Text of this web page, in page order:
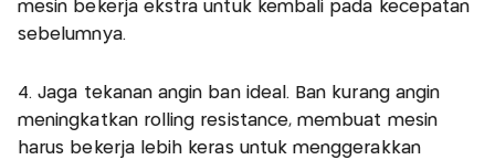
mesin bekerja ekstra untuk kembali pada kecepatan
sebelumnya.
4. Jaga tekanan angin ban ideal. Ban kurang angin
meningkatkan rolling resistance, membuat mesin
harus bekerja lebih keras untuk menggerakkan